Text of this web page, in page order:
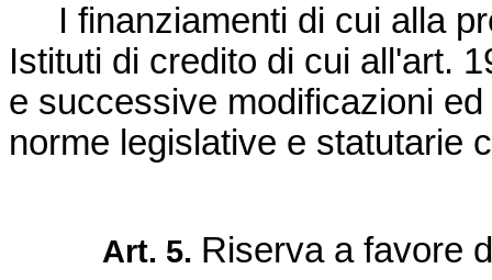
I finanziamenti di cui alla
Istituti di credito di cui all'art.
e successive modificazioni
norme legislative e statutarie
Art. 5. Riserva a favore